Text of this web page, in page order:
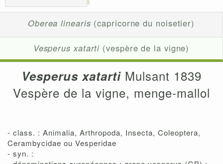
Oberea linearis (capricorne du noisetier)
Vesperus xatarti (vespère de la vigne)
Vesperus xatarti Mulsant 1839
Vespère de la vigne, menge-mallol
- class. : Animalia, Arthropoda, Insecta, Coleoptera,
Cerambycidae ou Vesperidae
- syn. :